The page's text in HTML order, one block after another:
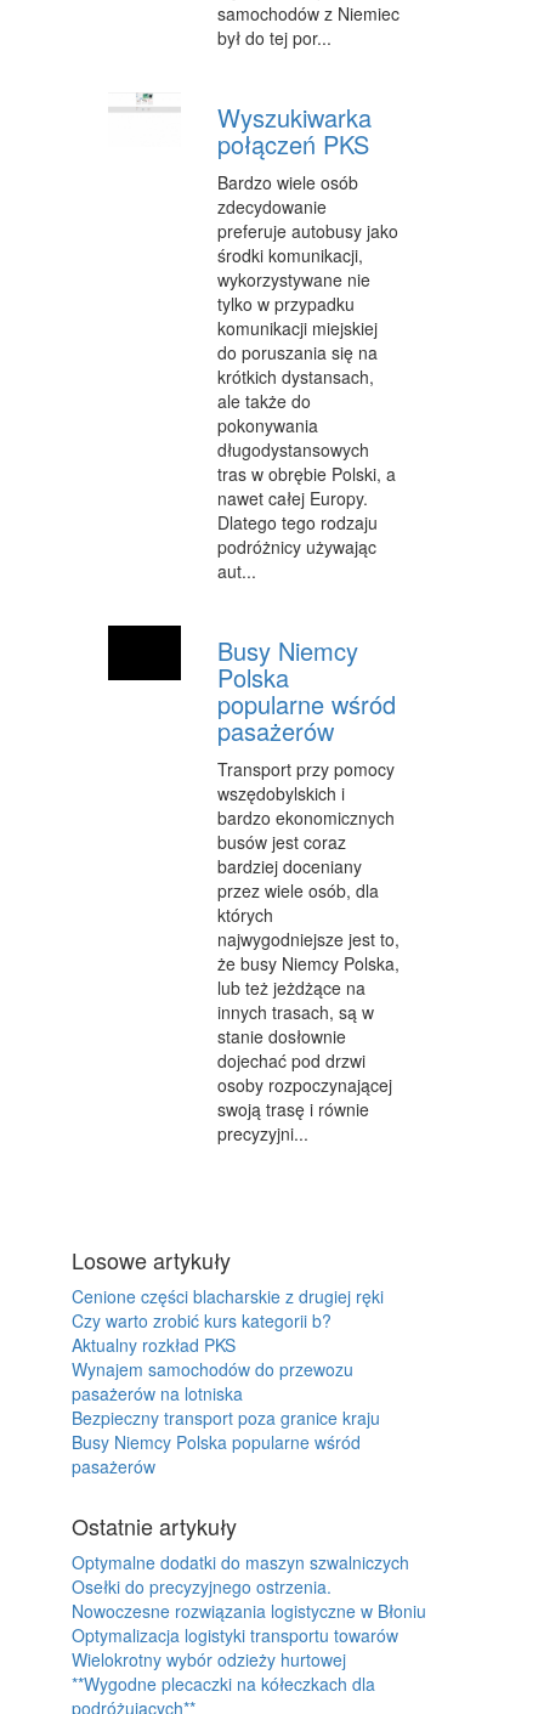
KONTAKT
samochodów z Niemiec
był do tej por...
Wyszukiwarka
połączeń PKS
Bardzo wiele osób
zdecydowanie
preferuje autobusy jako
środki komunikacji,
wykorzystywane nie
tylko w przypadku
komunikacji miejskiej
do poruszania się na
krótkich dystansach,
ale także do
pokonywania
długodystansowych
tras w obrębie Polski, a
nawet całej Europy.
Dlatego tego rodzaju
podróżnicy używając
aut...
Busy Niemcy
Polska
popularne wśród
pasażerów
Transport przy pomocy
wszędobylskich i
bardzo ekonomicznych
busów jest coraz
bardziej doceniany
przez wiele osób, dla
których
najwygodniejsze jest to,
że busy Niemcy Polska,
lub też jeżdżące na
innych trasach, są w
stanie dosłownie
dojechać pod drzwi
osoby rozpoczynającej
swoją trasę i równie
precyzyjni...
Losowe artykuły
Cenione części blacharskie z drugiej ręki
Czy warto zrobić kurs kategorii b?
Aktualny rozkład PKS
Wynajem samochodów do przewozu
pasażerów na lotniska
Bezpieczny transport poza granice kraju
Busy Niemcy Polska popularne wśród
pasażerów
Ostatnie artykuły
Optymalne dodatki do maszyn szwalniczych
Osełki do precyzyjnego ostrzenia.
Nowoczesne rozwiązania logistyczne w Błoniu
Optymalizacja logistyki transportu towarów
Wielokrotny wybór odzieży hurtowej
**Wygodne plecaczki na kółeczkach dla
podróżujących**